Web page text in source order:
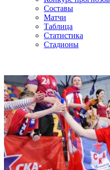
Составы
Матчи
Таблица
Статистика
Стадионы